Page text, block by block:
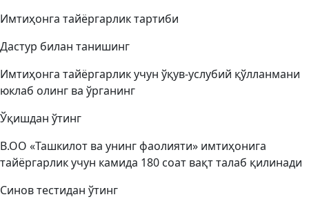
Имтиҳонга тайёргарлик тартиби
Дастур билан танишинг
Имтиҳонга тайёргарлик учун ўқув-услубий қўлланмани
юклаб олинг ва ўрганинг
Ўқишдан ўтинг
B.OО «Ташкилот ва унинг фаолияти» имтиҳонига
тайёргарлик учун камида 180 соат вақт талаб қилинади
Синов тестидан ўтинг